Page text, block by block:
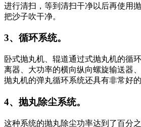
进行清扫，等到清扫干净以后再使用
把沙子吹干净。
3、循环系统。
卧式抛丸机、辊道通过式抛丸机的循
离器、大功率的横向纵向螺旋输送器
抛丸机的弹丸循环系统还具有非常好
4、抛丸除尘系统。
这种系统的抛丸除尘功率达到了百分